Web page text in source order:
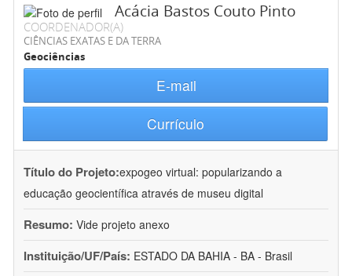
Acácia Bastos Couto Pinto
COORDENADOR(A)
CIÊNCIAS EXATAS E DA TERRA
Geociências
E-mail
Currículo
Título do Projeto:expogeo virtual: popularizando a
educação geocientífica através de museu digital
Resumo: Vide projeto anexo
Instituição/UF/País: ESTADO DA BAHIA - BA - Brasil